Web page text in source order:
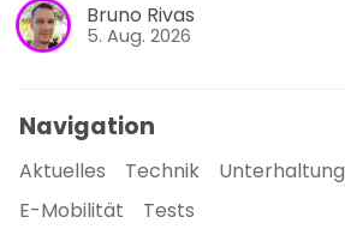
Bruno Rivas
5. Aug. 2026
Navigation
Aktuelles Technik Unterhaltung
E-Mobilität
Tests